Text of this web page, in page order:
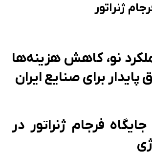
ژنراتور
نو، کاهش هزینه‌ها
پایدار برای صنایع ایران
فرجام ژنراتور در